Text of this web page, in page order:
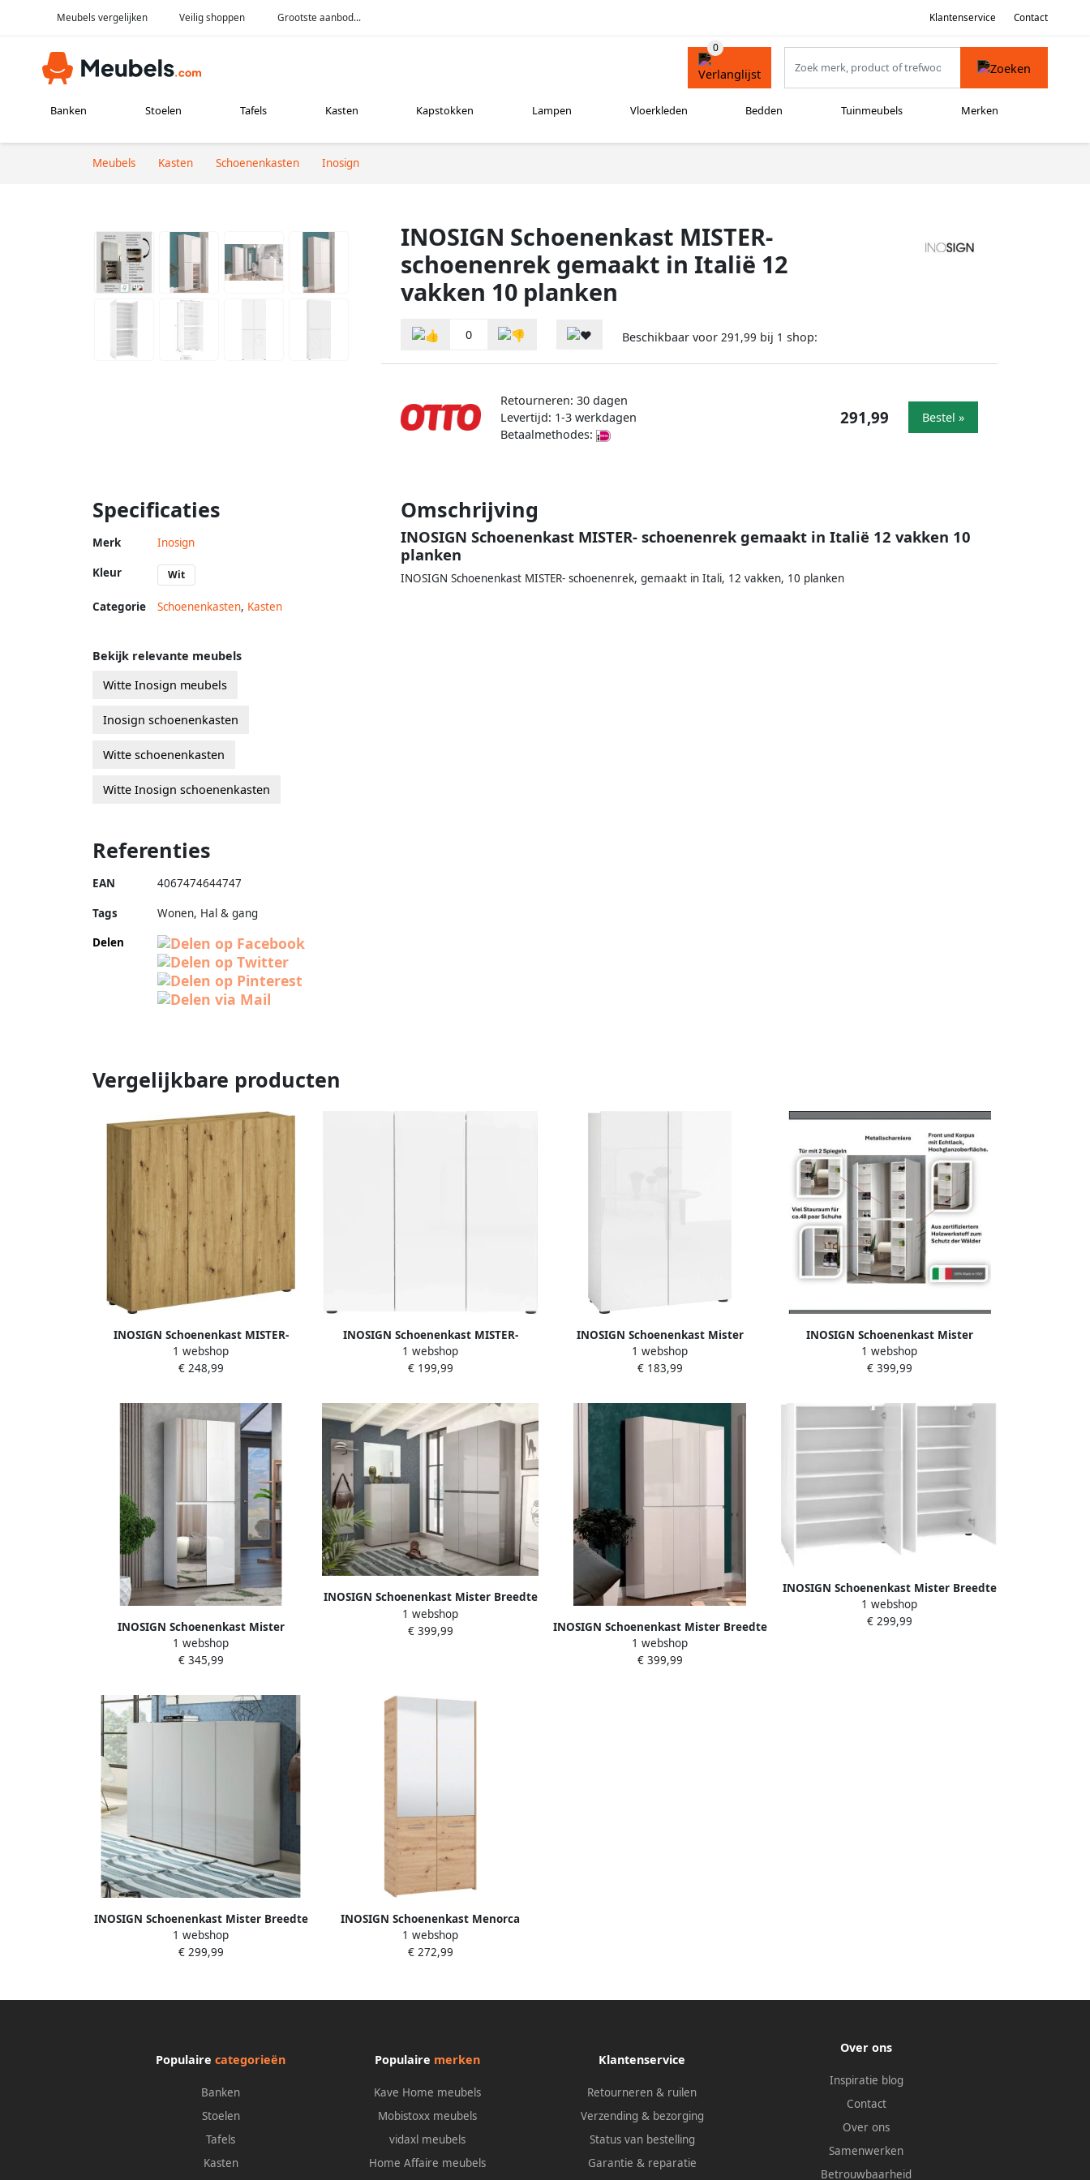
Meubels vergelijken Veilig shoppen Grootste aanbod... Klantenservice Contact
Banken Stoelen Tafels Kasten Kapstokken Lampen Vloerkleden Bedden Tuinmeubels Merken
Meubels Kasten Schoenenkasten Inosign
INOSIGN Schoenenkast MISTER-
schoenenrek gemaakt in Italië 12
vakken 10 planken
0 Beschikbaar voor 291,99 bij 1 shop:
Retourneren: 30 dagen
Levertijd: 1-3 werkdagen
Betaalmethodes:
291,99 Bestel »
Specificaties
Merk Inosign
Kleur Wit
Categorie Schoenenkasten, Kasten
Omschrijving
INOSIGN Schoenenkast MISTER- schoenenrek gemaakt in Italië 12 vakken 10
planken
INOSIGN Schoenenkast MISTER- schoenenrek, gemaakt in Itali, 12 vakken, 10 planken
Bekijk relevante meubels
Witte Inosign meubels
Inosign schoenenkasten
Witte schoenenkasten
Witte Inosign schoenenkasten
Referenties
EAN 4067474644747
Tags
Wonen, Hal & gang
Delen
Vergelijkbare producten
INOSIGN Schoenenkast MISTER-
schoenenrek gemaakt in Italië 12
vakken 10 planken
1 webshop
€ 248,99
INOSIGN Schoenenkast MISTER-
schoenenrek gemaakt in Italië 12
vakken 10 planken
1 webshop
€ 199,99
INOSIGN Schoenenkast Mister
schoenenrek Made in Italy 6 vakken 5
legplanken
1 webshop
€ 183,99
INOSIGN Schoenenkast Mister
schoenenkast schoenenmeubelen
schoenenopslag schoenenrek Breedte
deuren 24 vakken 2 spiegels
1 webshop
€ 399,99
INOSIGN Schoenenkast Mister
schoenenkast schoenenmeubelen
schoenenopslag schoenenrek Breedte
deuren 12 vakken 2 spiegels
1 webshop
€ 345,99
INOSIGN Schoenenkast Mister Breedte
120 cm hoogte 200 cm 6 deuren
1 webshop
€ 399,99
INOSIGN Schoenenkast Mister Breedte
120 cm hoogte 200 cm 6 deuren
1 webshop
€ 399,99
INOSIGN Schoenenkast Mister Breedte
160 cm 4 deuren hoogglanslak
1 webshop
€ 299,99
INOSIGN Schoenenkast Mister Breedte
160 cm 4 deuren hoogglanslak
1 webshop
€ 299,99
INOSIGN Schoenenkast Menorca
schoenenkast opslagkast schoenenrek
breedte 90 cm met vier deuren in
1 webshop
€ 272,99
Populairecategorieën
Banken
Stoelen
Tafels
Kasten
Populaire merken
Kave Home meubels
Mobistoxx meubels
vidaxl meubels
Home Affaire meubels
Klantenservice
Retourneren & ruilen
Verzending & bezorging
Status van bestelling
Garantie & reparatie
Over ons
Inspiratie blog
Contact
Over ons
Samenwerken
Betrouwbaarheid